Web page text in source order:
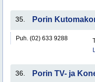
35. Porin
Puh. (02) 633 9288
36. Porin TV- ja